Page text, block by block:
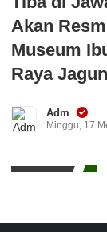
Akan
Museum
Raya
Adm
Minggu, 17